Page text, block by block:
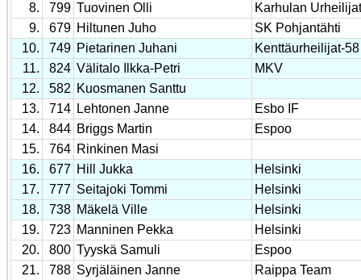
8.
799 Tuovinen Olli
Karhulan Urheilijat
9.
679 Hiltunen Juho
SK Pohjantähti
10.
749 Pietarinen Juhani
Kenttäurheilijat-58
11.
824 Välitalo Ilkka-Petri
MKV
12.
582 Kuosmanen Santtu
13.
714 Lehtonen Janne
Esbo IF
14.
844 Briggs Martin
Espoo
15.
764 Rinkinen Masi
16.
677 Hill Jukka
Helsinki
17.
777 Seitajoki Tommi
Helsinki
18.
738 Mäkelä Ville
Helsinki
19.
723 Manninen Pekka
Helsinki
20.
800 Tyyskä Samuli
Espoo
21.
788 Syrjäläinen Janne
Raippa Team